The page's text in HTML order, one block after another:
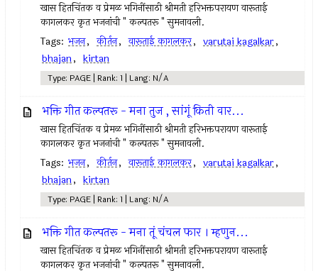
खास हितचिंतक व प्रेमळ भगिनींसाठी श्रीमती हरिभक्तपरायण वारूताई
कागलकर कृत भजनांची " कल्पतरू " सुमनावली.
Tags: भजन, कीर्तन, वारूताई कागलकर, varutai kagalkar,
bhajan, kirtan
Type: PAGE | Rank: 1 | Lang: N/A
भक्ति गीत कल्पतरू - मना तुज , सांगूं किती वार...
खास हितचिंतक व प्रेमळ भगिनींसाठी श्रीमती हरिभक्तपरायण वारूताई
कागलकर कृत भजनांची " कल्पतरू " सुमनावली.
Tags: भजन, कीर्तन, वारूताई कागलकर, varutai kagalkar,
bhajan, kirtan
Type: PAGE | Rank: 1 | Lang: N/A
भक्ति गीत कल्पतरू - मना तूं चंचल फार । म्हणुन...
खास हितचिंतक व प्रेमळ भगिनींसाठी श्रीमती हरिभक्तपरायण वारूताई
कागलकर कृत भजनांची " कल्पतरू " सुमनावली.